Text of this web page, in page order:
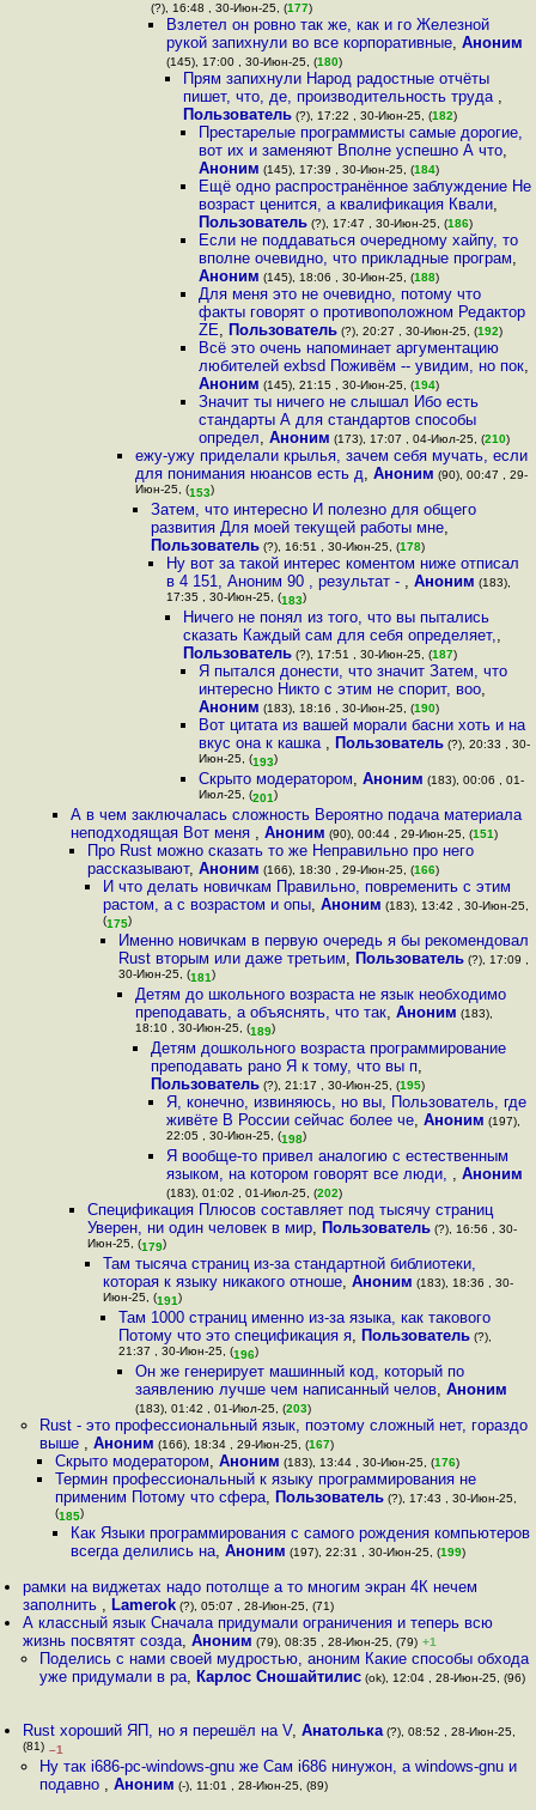
(?), 16:48 , 30-Июн-25, (177)
Взлетел он ровно так же, как и го Железной
рукой запихнули во все корпоративные,Аноним
(145), 17:00 , 30-Июн-25, (180)
Прям запихнули Народ радостные отчёты
пишет, что, де, производительность труда ,
Пользователь(?), 17:22 , 30-Июн-25, (182)
Престарелые программисты самые дорогие,
вот их и заменяют Вполне успешно А что,
Аноним (145), 17:39 , 30-Июн-25, (184)
Ещё одно распространённое заблуждение Не
возраст ценится, а квалификация Квали,
Пользователь(?), 17:47 , 30-Июн-25, (186)
Если не поддаваться очередному хайпу, то
вполне очевидно, что прикладные програм,
Аноним (145), 18:06 , 30-Июн-25, (188)
Для меня это не очевидно, потому что
факты говорят о противоположном Редактор
ZE, Пользователь(?), 20:27 , 30-Июн-25, (192)
Всё это очень напоминает аргументацию
любителей exbsd Поживём -- увидим, но пок,
Аноним (145), 21:15 , 30-Июн-25, (194)
Значит ты ничего не слышал Ибо есть
стандарты А для стандартов способы
определ, Аноним (173), 17:07 , 04-Июл-25, (210)
ежу-ужу приделали крылья, зачем себя мучать, если
для понимания нюансов есть д, Аноним (90), 00:47 , 29-
Июн-25, (153)
Затем, что интересно И полезно для общего
развития Для моей текущей работы мне,
Пользователь(?), 16:51 , 30-Июн-25, (178)
Ну вот за такой интерес коментом ниже отписал
в 4 151, Аноним 90 , результат - ,Аноним (183),
17:35 , 30-Июн-25, (183)
Ничего не понял из того, что вы пытались
сказать Каждый сам для себя определяет,,
Пользователь(?), 17:51 , 30-Июн-25, (187)
Я пытался донести, что значит Затем, что
интересно Никто с этим не спорит, воо,
Аноним (183), 18:16 , 30-Июн-25, (190)
Вот цитата из вашей морали басни хоть и на
вкус она к кашка , Пользователь(?), 20:33 , 30-
Июн-25, (193)
Скрыто модератором, Аноним (183), 00:06 , 01-
Июл-25, (201)
А в чем заключалась сложность Вероятно подача материала
неподходящая Вот меня ,Аноним (90), 00:44 , 29-Июн-25, (151)
Про Rust можно сказать то же Неправильно про него
рассказывают, Аноним (166), 18:30 , 29-Июн-25, (166)
И что делать новичкам Правильно, повременить с этим
растом, а с возрастом и опы, Аноним (183), 13:42 , 30-Июн-25,
(175)
Именно новичкам в первую очередь я бы рекомендовал
Rust вторым или даже третьим, Пользователь (?), 17:09 ,
30-Июн-25, (181)
Детям до школьного возраста не язык необходимо
преподавать, а объяснять, что так, Аноним (183),
18:10 , 30-Июн-25, (189)
Детям дошкольного возраста программирование
преподавать рано Я к тому, что вы п,
Пользователь(?), 21:17 , 30-Июн-25, (195)
Я, конечно, извиняюсь, но вы, Пользователь, где
живёте В России сейчас более че,Аноним (197),
22:05 , 30-Июн-25, (198)
Я вообще-то привел аналогию с естественным
языком, на котором говорят все люди, ,Аноним
(183), 01:02 , 01-Июл-25, (202)
Спецификация Плюсов составляет под тысячу страниц
Уверен, ни один человек в мир, Пользователь(?), 16:56 , 30-
Июн-25, (179)
Там тысяча страниц из-за стандартной библиотеки,
которая к языку никакого отноше, Аноним (183), 18:36 , 30-
Июн-25, (191)
Там 1000 страниц именно из-за языка, как такового
Потому что это спецификация я, Пользователь (?),
21:37 , 30-Июн-25, (196)
Он же генерирует машинный код, который по
заявлению лучше чем написанный челов, Аноним
(183), 01:42 , 01-Июл-25, (203)
Rust - это профессиональный язык, поэтому сложный нет, гораздо
выше , Аноним (166), 18:34 , 29-Июн-25, (167)
Скрыто модератором, Аноним (183), 13:44 , 30-Июн-25, (176)
Термин профессиональный к языку программирования не
применим Потому что сфера, Пользователь(?), 17:43 , 30-Июн-25,
(185)
Как Языки программирования с самого рождения компьютеров
всегда делились на,Аноним (197), 22:31 , 30-Июн-25, (199)
рамки на виджетах надо потолще а то многим экран 4К нечем
заполнить , Lamerok (?), 05:07 , 28-Июн-25, (71)
А классный язык Сначала придумали ограничения и теперь всю
жизнь посвятят созда,Аноним (79), 08:35 , 28-Июн-25, (79) +1
Поделись с нами своей мудростью, аноним Какие способы обхода
уже придумали в ра, Карлос Сношайтилис(ok), 12:04 , 28-Июн-25, (96)
Rust хороший ЯП, но я перешёл на V,Анатолька (?), 08:52 , 28-Июн-25,
(81) –1
Ну так i686-pc-windows-gnu же Сам i686 нинужон, а windows-gnu и
подавно , Аноним (-), 11:01 , 28-Июн-25, (89)